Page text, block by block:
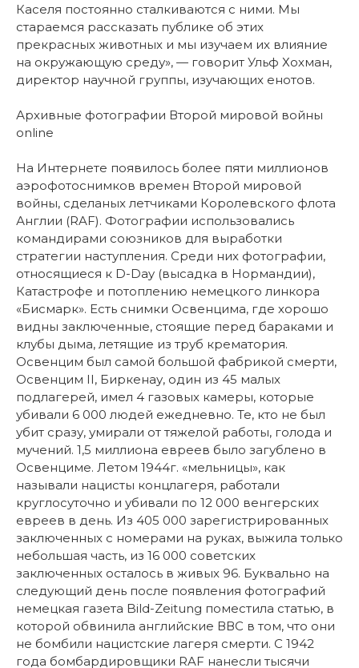
Каселя постоянно сталкиваются с ними. Мы
стараемся рассказать публике об этих
прекрасных животных и мы изучаем их влияние
на окружающую среду», — говорит Ульф Хохман,
директор научной группы, изучающих енотов.
Архивные фотографии Второй мировой войны
online
На Интернете появилось более пяти миллионов
аэрофотоснимков времен Второй мировой
войны, сделаных летчиками Королевского флота
Англии (RAF). Фотографии использовались
командирами союзников для выработки
стратегии наступления. Среди них фотографии,
относящиеся к D-Day (высадка в Нормандии),
Катастрофе и потоплению немецкого линкора
«Бисмарк». Есть снимки Освенцима, где хорошо
видны заключенные, стоящие перед бараками и
клубы дыма, летящие из труб крематория.
Освенцим был самой большой фабрикой смерти,
Освенцим II, Биркенау, один из 45 малых
подлагерей, имел 4 газовых камеры, которые
убивали 6 000 людей ежедневно. Те, кто не был
убит сразу, умирали от тяжелой работы, голода и
мучений. 1,5 миллиона евреев было загублено в
Освенциме. Летом 1944г. «мельницы», как
называли нацисты концлагеря, работали
круглосуточно и убивали по 12 000 венгерских
евреев в день. Из 405 000 зарегистрированных
заключенных с номерами на руках, выжила только
небольшая часть, из 16 000 советских
заключенных осталось в живых 96. Буквально на
следующий день после появления фотографий
немецкая газета Bild-Zeitung поместила статью, в
которой обвинила английские ВВС в том, что они
не бомбили нацистские лагеря смерти. С 1942
года бомбардировщики RAF нанесли тысячи